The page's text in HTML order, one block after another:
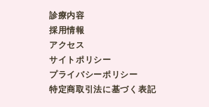
診療内容
採用情報
アクセス
サイトポリシー
プライバシーポリシー
特定商取引法に基づく表記